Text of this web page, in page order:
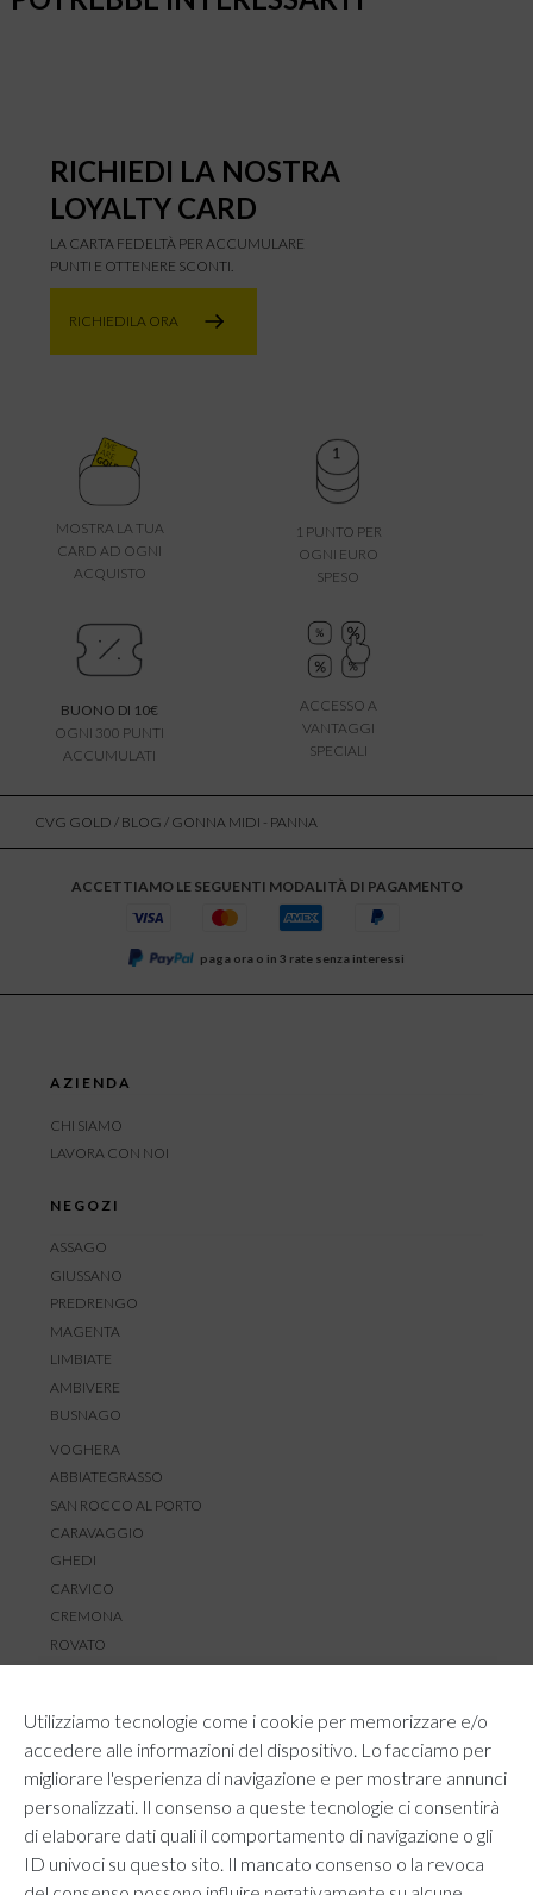
Utilizziamo tecnologie come i cookie per memorizzare e/o
accedere alle informazioni del dispositivo. Lo facciamo per
migliorare l'esperienza di navigazione e per mostrare annunci
personalizzati. Il consenso a queste tecnologie ci consentirà
di elaborare dati quali il comportamento di navigazione o gli
ID univoci su questo sito. Il mancato consenso o la revoca
RICHIEDI LA NOSTRA
LOYALTY CARD
LA CARTA FEDELTÀ PER ACCUMULARE
PUNTI E OTTENERE SCONTI.
RICHIEDILA ORA
MOSTRA LA TUA
CARD AD OGNI
ACQUISTO
1 PUNTO PER
OGNI EURO
SPESO
BUONO DI 10€
OGNI 300 PUNTI
ACCUMULATI
ACCESSO A
VANTAGGI
SPECIALI
CVG GOLD / BLOG / GONNA MIDI - PANNA
ACCETTIAMO LE SEGUENTI MODALITÀ DI PAGAMENTO
paga ora o in 3 rate senza interessi
AZIENDA
CHI SIAMO
LAVORA CON NOI
NEGOZI
ASSAGO
GIUSSANO
PREDRENGO
MAGENTA
LIMBIATE
AMBIVERE
BUSNAGO
VOGHERA
ABBIATEGRASSO
SAN ROCCO AL PORTO
CARAVAGGIO
GHEDI
CARVICO
CREMONA
ROVATO
RESI E RIMBORSI
REGOLAMENTO LOYALTY
CONTATTACI